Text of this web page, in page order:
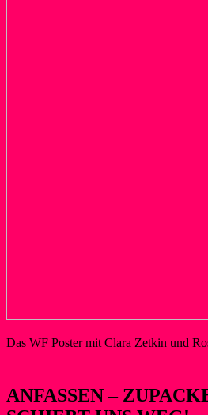
Das WF Poster mit Clara Zetkin und
ANFASSEN –